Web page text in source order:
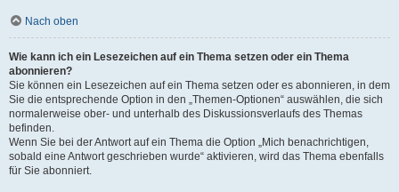
Nach oben
Wie kann ich ein Lesezeichen auf ein Thema setzen oder ein Thema
abonnieren?
Sie können ein Lesezeichen auf ein Thema setzen oder es abonnieren, in dem
Sie die entsprechende Option in den „Themen-Optionen“ auswählen, die sich
normalerweise ober- und unterhalb des Diskussionsverlaufs des Themas
befinden.
Wenn Sie bei der Antwort auf ein Thema die Option „Mich benachrichtigen,
sobald eine Antwort geschrieben wurde“ aktivieren, wird das Thema ebenfalls
für Sie abonniert.